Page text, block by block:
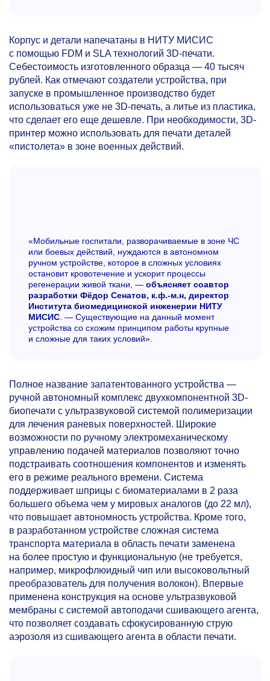
Корпус и детали напечатаны в НИТУ МИСИС
c помощью FDM и SLA технологий 3D-печати.
Себестоимость изготовленного образца — 40 тысяч
рублей. Как отмечают создатели устройства, при
запуске в промышленное производство будет
использоваться уже не 3D-печать, а литье из пластика,
что сделает его еще дешевле. При необходимости, 3D-
принтер можно использовать для печати деталей
«пистолета» в зоне военных действий.
«Мобильные госпитали, разворачиваемые в зоне ЧС
или боевых действий, нуждаются в автономном
ручном устройстве, которое в сложных условиях
остановит кровотечение и ускорит процессы
регенерации живой ткани, — объясняет соавтор
разработки Фёдор Сенатов, к.ф.-м.н, директор
Института биомедицинской инженерии НИТУ
МИСИС . — Существующие на данный момент
устройства со схожим принципом работы крупные
и сложные для таких условий».
Полное название запатентованного устройства —
ручной автономный комплекс двухкомпонентной 3D-
биопечати с ультразвуковой системой полимеризации
для лечения раневых поверхностей. Широкие
возможности по ручному электромеханическому
управлению подачей материалов позволяют точно
подстраивать соотношения компонентов и изменять
его в режиме реального времени. Система
поддерживает шприцы с биоматериалами в 2 раза
большего объема чем у мировых аналогов (до 22 мл),
что повышает автономность устройства. Кроме того,
в разработанном устройстве сложная система
транспорта материала в область печати заменена
на более простую и функциональную (не требуется,
например, микрофлюидный чип или высоковольтный
преобразователь для получения волокон). Впервые
применена конструкция на основе ультразвуковой
мембраны с системой автоподачи сшивающего агента,
что позволяет создавать сфокусированную струю
аэрозоля из сшивающего агента в области печати.